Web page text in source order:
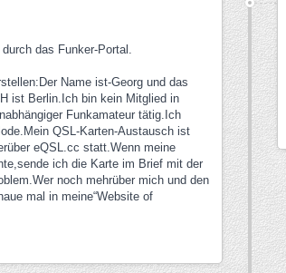
das Funker-Portal.
Name ist-Georg und das
ist Berlin.Ich bin kein Mitglied in
Funkamateur tätig.Ich
QSL-Karten-Austausch ist
eQSL.cc statt.Wenn meine
ich die Karte im Brief mit der
noch mehrüber mich und den
mal in meine“Website of